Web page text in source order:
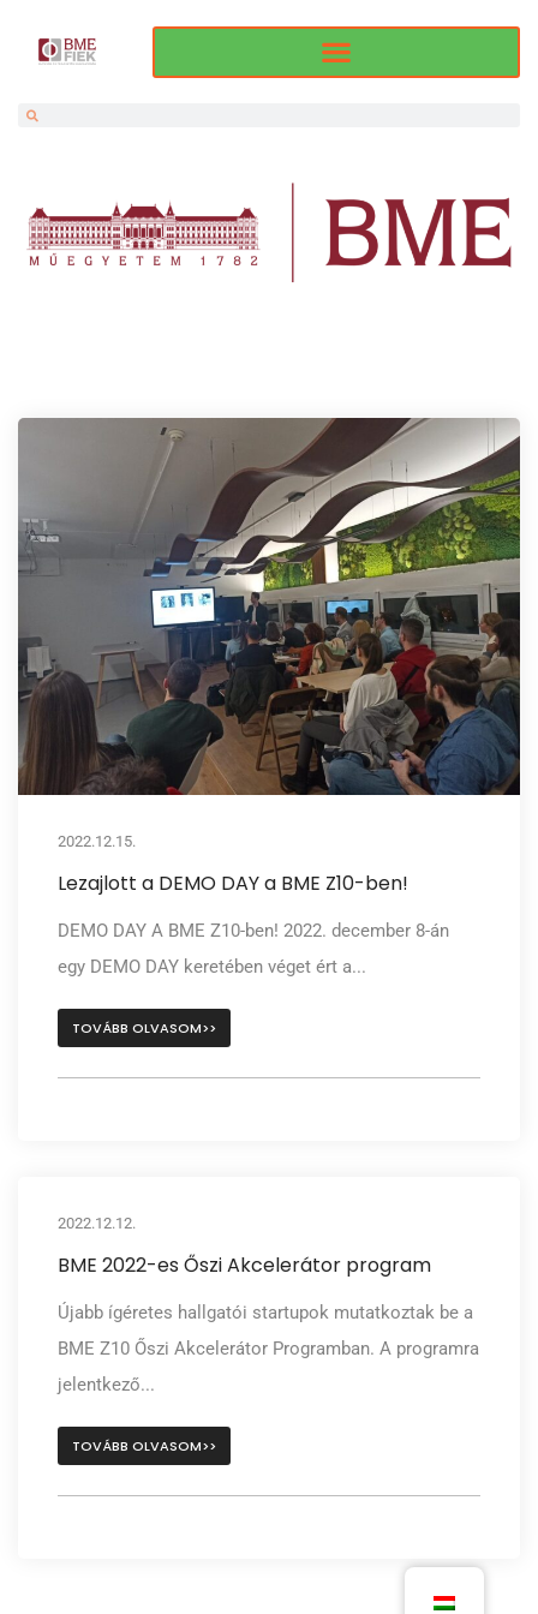
2022.12.15.
Lezajlott a DEMO DAY a BME Z10-ben!
DEMO DAY A BME Z10-ben! 2022. december 8-án
egy DEMO DAY keretében véget ért a...
TOVÁBB OLVASOM>>
2022.12.12.
BME 2022-es Őszi Akcelerátor program
Újabb ígéretes hallgatói startupok mutatkoztak be a
BME Z10 Őszi Akcelerátor Programban. A programra
jelentkező...
TOVÁBB OLVASOM>>